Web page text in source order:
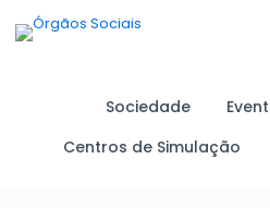
Sociedade
Centros de Simulação